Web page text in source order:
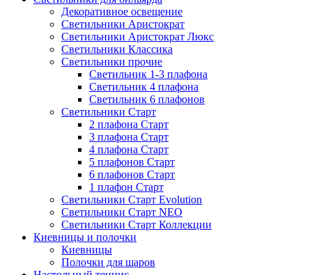
Декоративное освещение
Светильники Аристократ
Светильники Аристократ Люкс
Светильники Классика
Светильники прочие
Светильник 1-3 плафона
Светильник 4 плафона
Светильник 6 плафонов
Светильники Старт
2 плафона Старт
3 плафона Старт
4 плафона Старт
5 плафонов Старт
6 плафонов Старт
1 плафон Старт
Светильники Старт Evolution
Светильники Старт NEO
Светильники Старт Коллекции
Киевницы и полочки
Киевницы
Полочки для шаров